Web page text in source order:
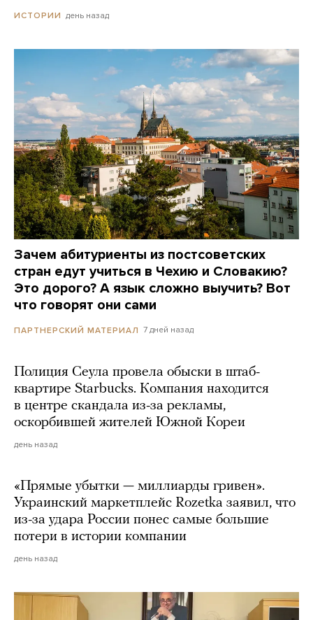
ИСТОРИИ день назад
Зачем абитуриенты из постсоветских
стран едут учиться в Чехию и Словакию?
Это дорого? А язык сложно выучить? Вот
что говорят они сами
ПАРТНЕРСКИЙ МАТЕРИАЛ 7 дней назад
Полиция Сеула провела обыски в штаб-
квартире Starbucks. Компания находится
в центре скандала из-за рекламы,
оскорбившей жителей Южной Кореи
день назад
«Прямые убытки — миллиарды гривен».
Украинский маркетплейс Rozetka заявил, что
из-за удара России понес самые большие
потери в истории компании
день назад